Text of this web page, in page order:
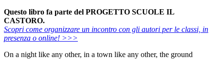
Questo libro fa parte del PROGETTO SCUOLE IL
CASTORO.
Scopri come organizzare un incontro con gli autori per le classi, in
presenza o online! >>>
On a night like any other, in a town like any other, the ground